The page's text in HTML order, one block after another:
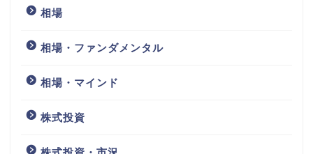
相場
相場・ファンダメンタル
相場・マインド
株式投資